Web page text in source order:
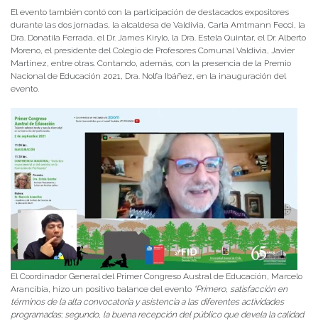
El evento también contó con la participación de destacados expositores
durante las dos jornadas, la alcaldesa de Valdivia, Carla Amtmann Fecci, la
Dra. Donatila Ferrada, el Dr. James Kirylo, la Dra. Estela Quintar, el Dr. Alberto
Moreno, el presidente del Colegio de Profesores Comunal Valdivia, Javier
Martínez, entre otras. Contando, además, con la presencia de la Premio
Nacional de Educación 2021, Dra. Nolfa Ibáñez, en la inauguración del
evento.
El Coordinador General del Primer Congreso Austral de Educación, Marcelo
Arancibia, hizo un positivo balance del evento “Primero, satisfacción en
términos de la alta convocatoria y asistencia a las diferentes actividades
programadas; segundo, la buena recepción del público que devela la calidad